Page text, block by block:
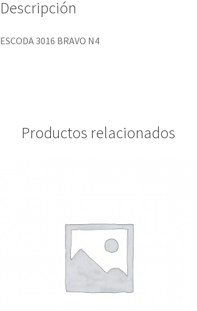
Descripción
ESCODA 3016 BRAVO N4
Productos relacionados